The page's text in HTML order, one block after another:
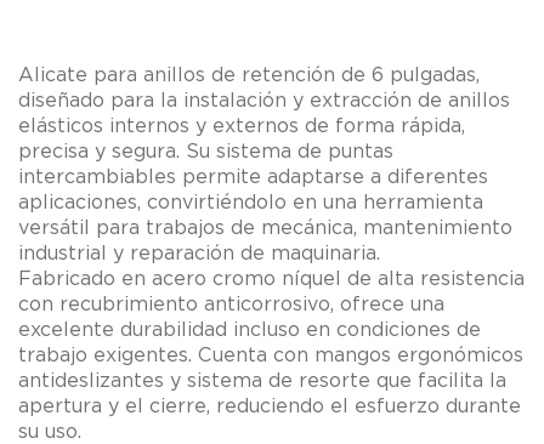
Alicate para anillos de retención de 6 pulgadas,
diseñado para la instalación y extracción de anillos
elásticos internos y externos de forma rápida,
precisa y segura. Su sistema de puntas
intercambiables permite adaptarse a diferentes
aplicaciones, convirtiéndolo en una herramienta
versátil para trabajos de mecánica, mantenimiento
industrial y reparación de maquinaria.
Fabricado en acero cromo níquel de alta resistencia
con recubrimiento anticorrosivo, ofrece una
excelente durabilidad incluso en condiciones de
trabajo exigentes. Cuenta con mangos ergonómicos
antideslizantes y sistema de resorte que facilita la
apertura y el cierre, reduciendo el esfuerzo durante
su uso.